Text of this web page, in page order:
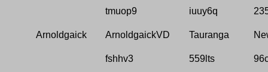
tmuop9 iuuy6q
Arnoldgaick ArnoldgaickVD Tauranga
fshhv3 559lts